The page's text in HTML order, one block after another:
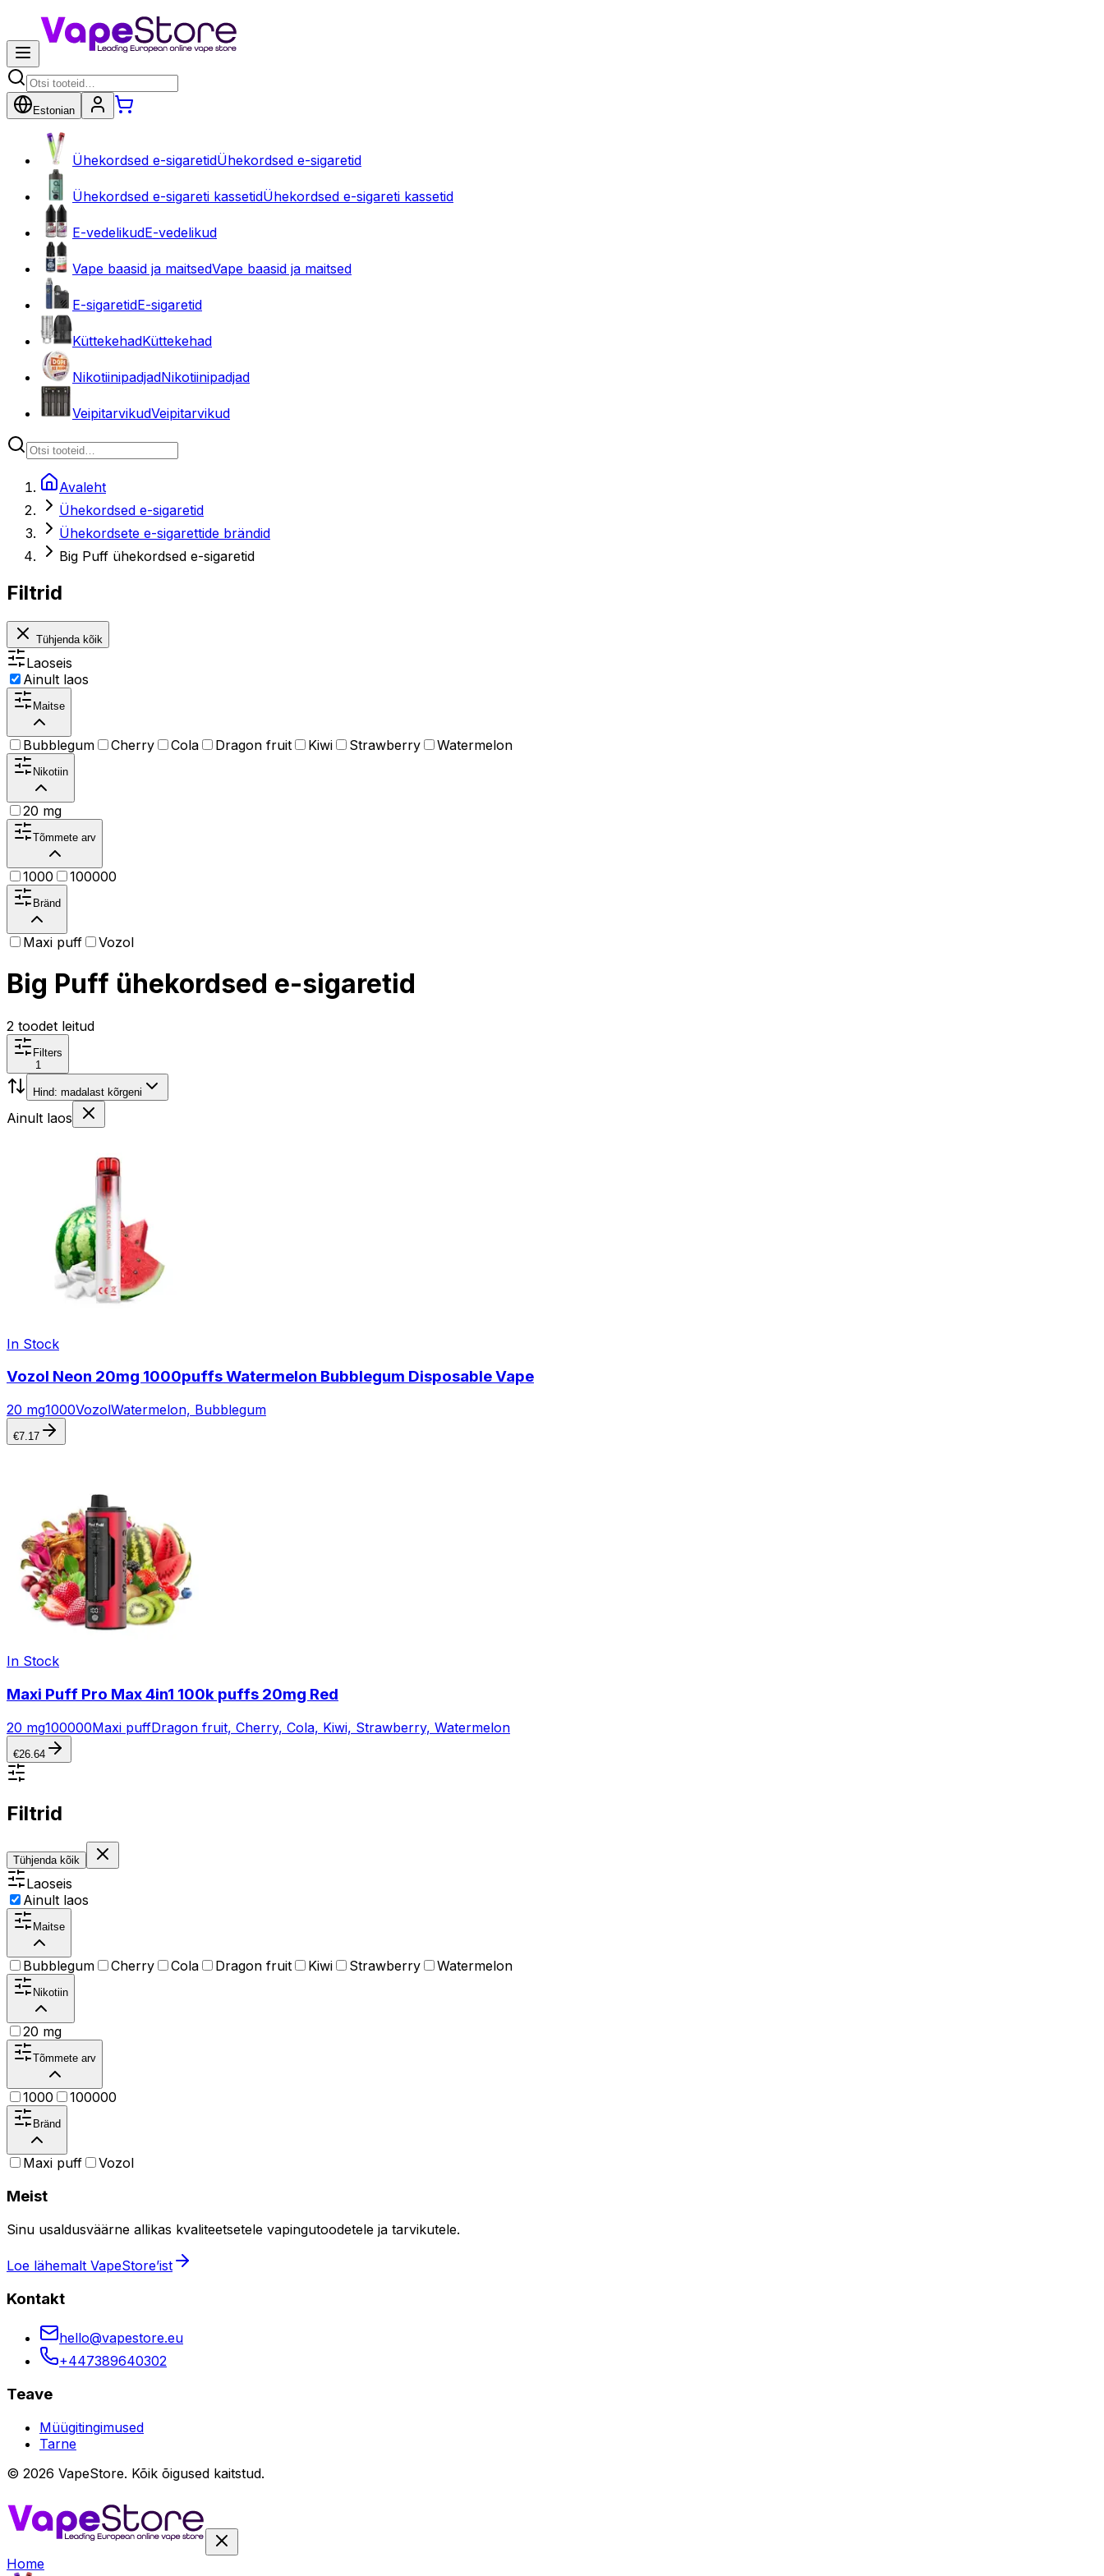
Estonian
Ühekordsed e-sigaretidÜhekordsed e-sigaretid
Ühekordsed e-sigareti kassetidÜhekordsed e-sigareti kassetid
E-vedelikudE-vedelikud
Vape baasid ja maitsedVape baasid ja maitsed
E-sigaretidE-sigaretid
KüttekehadKüttekehad
NikotiinipadjadNikotiinipadjad
VeipitarvikudVeipitarvikud
Avaleht
Ühekordsed e-sigaretid
Ühekordsete e-sigarettide brändid
Big Puff ühekordsed e-sigaretid
Filtrid
Tühjenda kõik
Laoseis
Ainult laos
Maitse
Bubblegum Cherry Cola Dragon fruit Kiwi Strawberry Watermelon
Nikotiin
20 mg
Tõmmete arv
1000 100000
Bränd
Maxi puff Vozol
Big Puff ühekordsed e-sigaretid
2 toodet leitud
Filters
1
Hind: madalast kõrgeni
Ainult laos
In Stock
Vozol Neon 20mg 1000puffs Watermelon Bubblegum Disposable Vape
20 mg1000VozolWatermelon, Bubblegum
€7.17
In Stock
Maxi Puff Pro Max 4in1 100k puffs 20mg Red
20 mg100000Maxi puffDragon fruit, Cherry, Cola, Kiwi, Strawberry, Watermelon
€26.64
Filtrid
Tühjenda kõik
Laoseis
Ainult laos
Maitse
Bubblegum Cherry Cola Dragon fruit Kiwi Strawberry Watermelon
Nikotiin
20 mg
Tõmmete arv
1000 100000
Bränd
Maxi puff Vozol
Meist
Sinu usaldusväärne allikas kvaliteetsetele vapingutoodetele ja tarvikutele.
Loe lähemalt VapeStore’ist
Kontakt
hello@vapestore.eu
+447389640302
Teave
Müügitingimused
Tarne
© 2026 VapeStore. Kõik õigused kaitstud.
Home